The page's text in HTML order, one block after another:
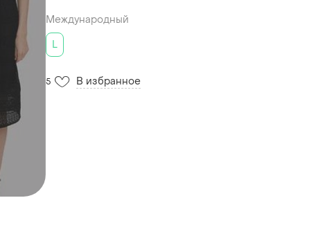
Международный
L
5 В избранное